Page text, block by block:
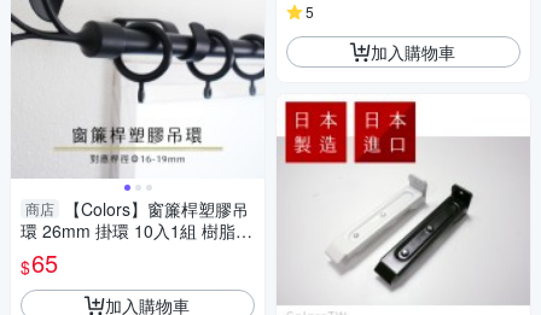
商店
【Colors】窗簾桿塑膠吊
環 26mm 掛環 10入1組 樹脂材
質 台灣製
$65
加入購物車
5
加入購物車